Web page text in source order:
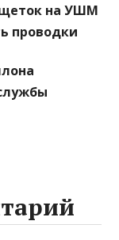
щеток на УШМ
проводки